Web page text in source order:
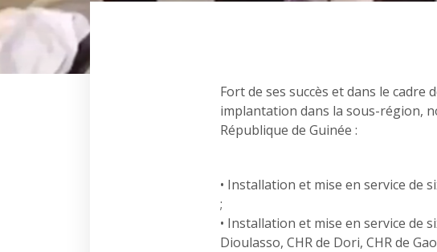
Fort de ses succès et dans le
implantation dans la sous-région,
République de Guinée :
• Installation et mise en service de
;
• Installation et mise en service de
Dioulasso, CHR de Dori, CHR de